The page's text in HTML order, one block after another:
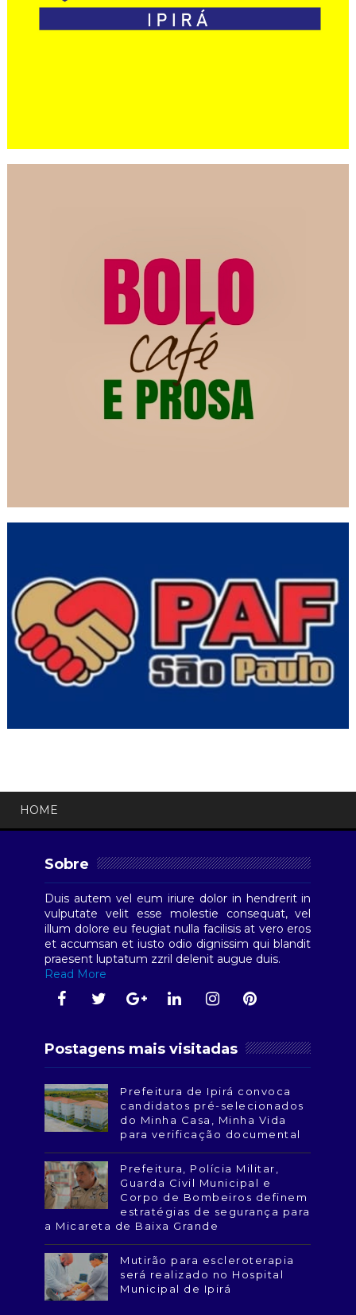
HOME
Sobre
Duis autem vel eum iriure dolor in hendrerit in
vulputate velit esse molestie consequat, vel
illum dolore eu feugiat nulla facilisis at vero eros
et accumsan et iusto odio dignissim qui blandit
praesent luptatum zzril delenit augue duis.
Read More
Postagens mais visitadas
Prefeitura de Ipirá convoca
candidatos pré-selecionados
do Minha Casa, Minha Vida
para verificação documental
Prefeitura, Polícia Militar,
Guarda Civil Municipal e
Corpo de Bombeiros definem
estratégias de segurança para
a Micareta de Baixa Grande
Mutirão para escleroterapia
será realizado no Hospital
Municipal de Ipirá